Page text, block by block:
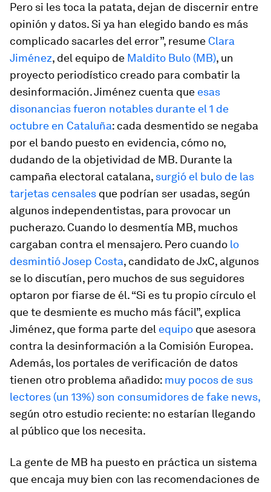
Pero si les toca la patata, dejan de discernir entre
opinión y datos. Si ya han elegido bando es más
complicado sacarles del error”, resume Clara
Jiménez, del equipo de Maldito Bulo (MB), un
proyecto periodístico creado para combatir la
desinformación. Jiménez cuenta que esas
disonancias fueron notables durante el 1 de
octubre en Cataluña: cada desmentido se negaba
por el bando puesto en evidencia, cómo no,
dudando de la objetividad de MB. Durante la
campaña electoral catalana, surgió el bulo de las
tarjetas censales que podrían ser usadas, según
algunos independentistas, para provocar un
pucherazo. Cuando lo desmentía MB, muchos
cargaban contra el mensajero. Pero cuando lo
desmintió Josep Costa, candidato de JxC, algunos
se lo discutían, pero muchos de sus seguidores
optaron por fiarse de él. “Si es tu propio círculo el
que te desmiente es mucho más fácil”, explica
Jiménez, que forma parte del equipo que asesora
contra la desinformación a la Comisión Europea.
Además, los portales de verificación de datos
tienen otro problema añadido: muy pocos de sus
lectores (un 13%) son consumidores defake news,
según otro estudio reciente: no estarían llegando
al público que los necesita.
La gente de MB ha puesto en práctica un sistema
que encaja muy bien con las recomendaciones de